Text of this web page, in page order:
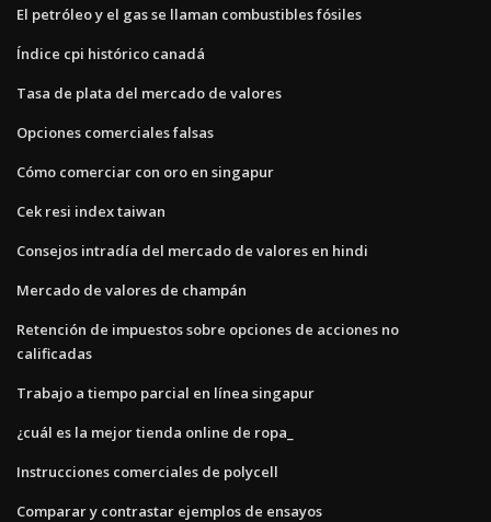
El petróleo y el gas se llaman combustibles fósiles
Índice cpi histórico canadá
Tasa de plata del mercado de valores
Opciones comerciales falsas
Cómo comerciar con oro en singapur
Cek resi index taiwan
Consejos intradía del mercado de valores en hindi
Mercado de valores de champán
Retención de impuestos sobre opciones de acciones no
calificadas
Trabajo a tiempo parcial en línea singapur
¿cuál es la mejor tienda online de ropa_
Instrucciones comerciales de polycell
Comparar y contrastar ejemplos de ensayos